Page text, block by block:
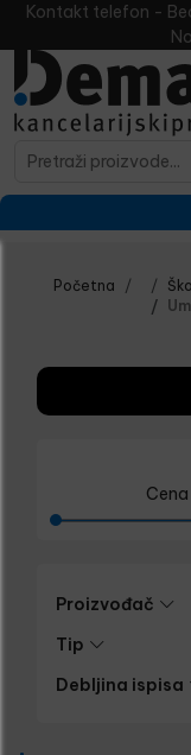
Kontakt telefon -
Početna
Proizvođač
Tip
Debljina ispisa